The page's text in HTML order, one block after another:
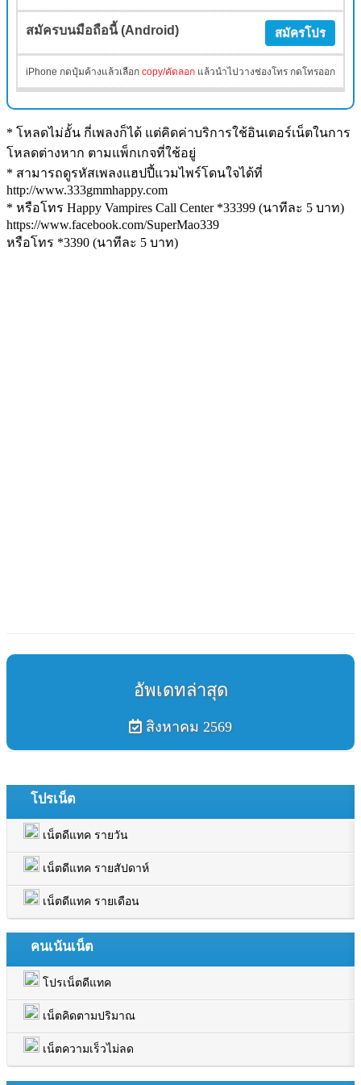
สมัครโปร
iPhone กดปุ๋มค้างแล้วเลือกcopy/คัดลอก แล้วนำไปวางช่องโทร กดโทรออก
* โหลดไม่อั้น กี่เพลงก็ได้ แต่คิดค่าบริการใช้อินเตอร์เน็ตในการ
โหลดต่างหาก ตามแพ็กเกจที่ใช้อยู่
* สามารถดูรหัสเพลงแฮปปี้แวมไพร์โดนใจได้ที่
http://www.333gmmhappy.com
* หรือโทร Happy Vampires Call Center *33399 (นาทีละ 5 บาท)
https://www.facebook.com/SuperMao339
หรือโทร *3390 (นาทีละ 5 บาท)
อัพเดทล่าสุด
สิงหาคม 2569
โปรเน็ต
เน็ตดีแทค รายวัน
เน็ตดีแทค รายสัปดาห์
เน็ตดีแทค รายเดือน
คนเน้นเน็ต
โปรเน็ตดีแทค
เน็ตคิดตามปริมาณ
เน็ตความเร็วไม่ลด